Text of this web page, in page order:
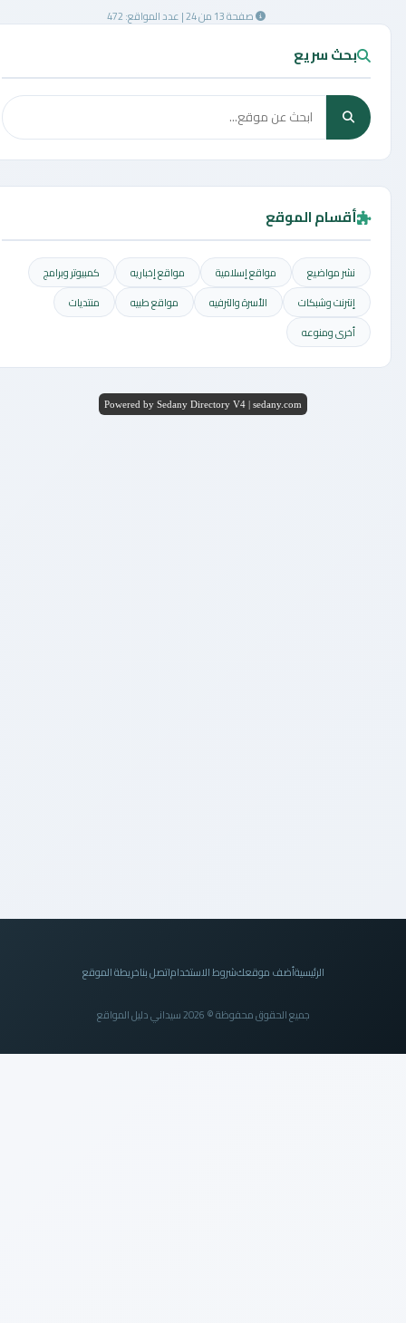
صفحة 13 من 24 | عدد المواقع: 472
بحث سريع
أقسام الموقع
نشر مواضيع مواقع إسلامية مواقع إخباريه
كمبيوتر وبرامج
إنترنت وشبكات
الأسرة والترفيه مواقع طبيه
منتديات
أخرى ومنوعه
Powered by Sedany Directory V4 | sedany.com
الرئيسيةأضف موقعكشروط الاستخداماتصل بناخريطة الموقع
جميع الحقوق محفوظة © 2026 سيداني دليل المواقع